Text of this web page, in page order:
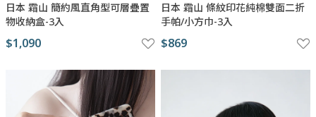
日本 霜山 簡約風直角型可層疊置
物收納盒-3入
$1,090
日本 霜山 條紋印花純棉雙面二折
手帕/小方巾-3入
$869